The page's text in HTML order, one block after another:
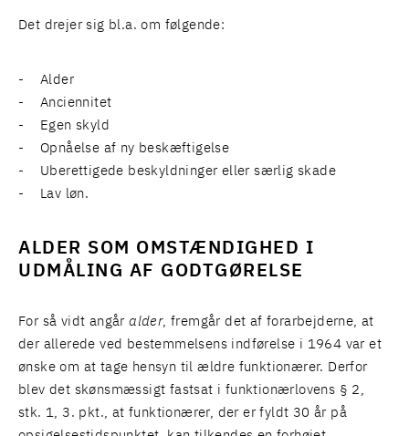
Det drejer sig bl.a. om følgende:
- Alder
- Anciennitet
- Egen skyld
- Opnåelse af ny beskæftigelse
- Uberettigede beskyldninger eller særlig skade
- Lav løn.
ALDER SOM OMSTÆNDIGHED I
UDMÅLING AF GODTGØRELSE
For så vidt angåralder, fremgår det af forarbejderne, at
der allerede ved bestemmelsens indførelse i 1964 var et
ønske om at tage hensyn til ældre funktionærer. Derfor
blev det skønsmæssigt fastsat i funktionærlovens § 2,
stk. 1, 3. pkt., at funktionærer, der er fyldt 30 år på